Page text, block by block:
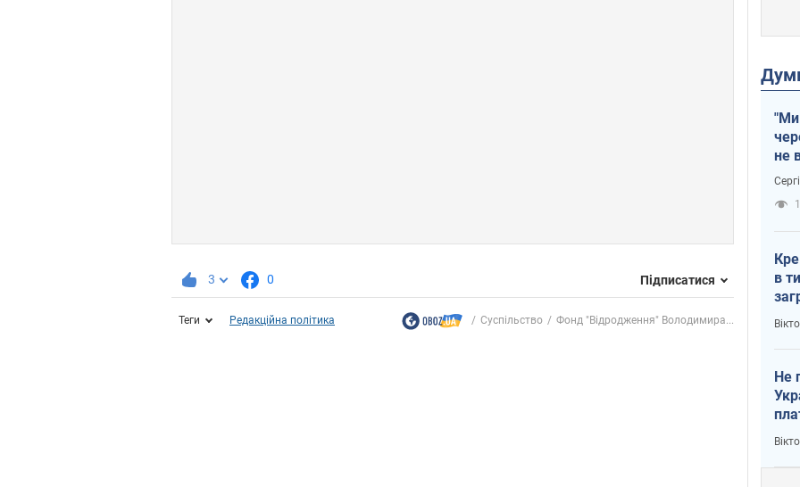
3 0 Підписатися
Теги Редакційна політика Суспільство Фонд "Відродження" Володимира...
"Ми
не
в
Не